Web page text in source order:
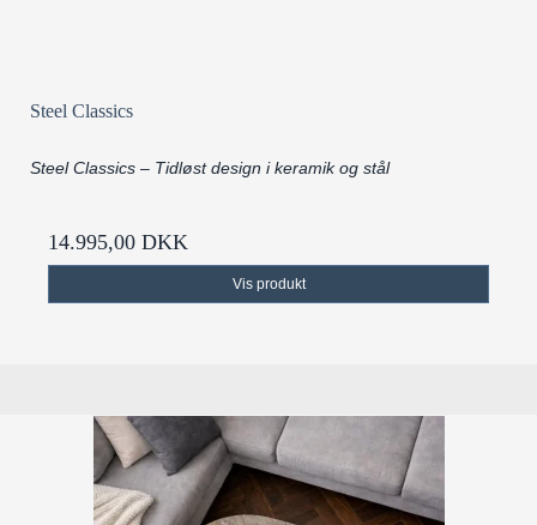
Steel Classics
Steel Classics – Tidløst design i keramik og stål
14.995,00 DKK
Vis produkt